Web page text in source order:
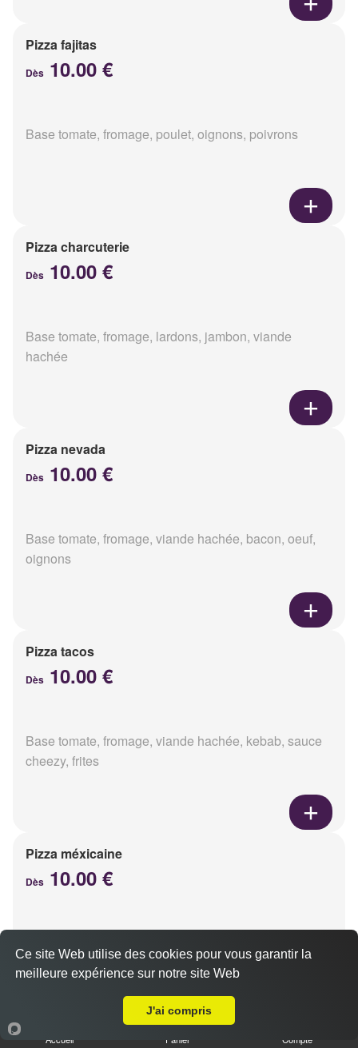
Pizza fajitas
Dès 10.00 €
Base tomate, fromage, poulet, oignons, poivrons
Pizza charcuterie
Dès 10.00 €
Base tomate, fromage, lardons, jambon, viande
hachée
Pizza nevada
Dès 10.00 €
Base tomate, fromage, viande hachée, bacon, oeuf,
oignons
Pizza tacos
Dès 10.00 €
Base tomate, fromage, viande hachée, kebab, sauce
cheezy, frites
Pizza méxicaine
Dès 10.00 €
chorizo, poivrons
Accueil Panier Compte
Ce site Web utilise des cookies pour vous garantir la
meilleure expérience sur notre site Web
J'ai compris